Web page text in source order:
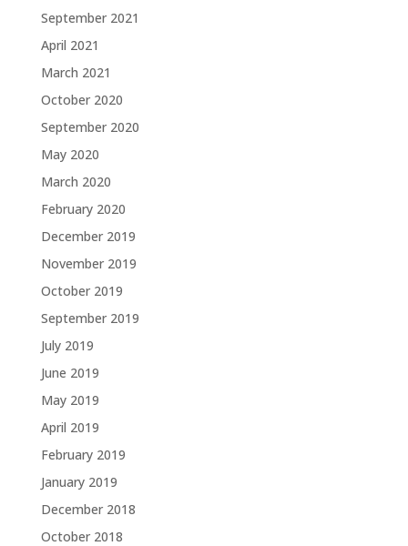
September 2021
April 2021
March 2021
October 2020
September 2020
May 2020
March 2020
February 2020
December 2019
November 2019
October 2019
September 2019
July 2019
June 2019
May 2019
April 2019
February 2019
January 2019
December 2018
October 2018